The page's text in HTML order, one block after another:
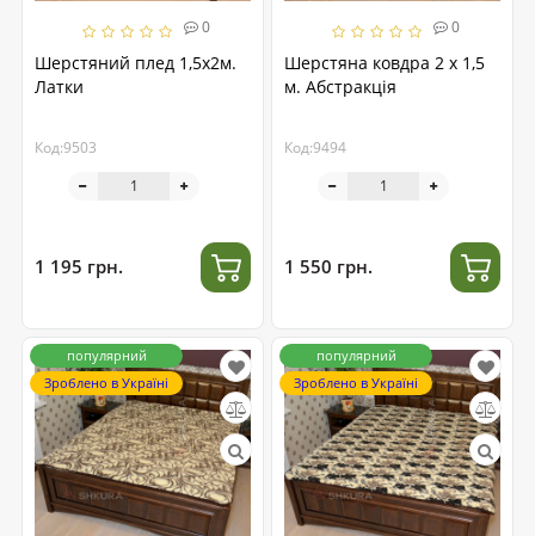
0
Шерстяний плед 1,5x2м.
Латки
Код:9503
1 195 грн.
0
Шерстяна ковдра 2 х 1,5
м. Абстракція
Код:9494
1 550 грн.
популярний
Зроблено в Україні
популярний
Зроблено в Україні